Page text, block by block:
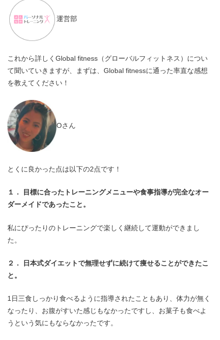
運営部
これから詳しくGlobal fitness（グローバルフィットネス）につい
て聞いていきますが、まずは、Global fitnessに通った率直な感想
を教えてください！
Oさん
とくに良かった点は以下の2点です！
１． 目標に合ったトレーニングメニューや食事指導が完全なオー
ダーメイドであったこと。
私にぴったりのトレーニングで楽しく継続して運動ができまし
た。
２． 日本式ダイエットで無理せずに続けて痩せることができたこ
と。
1日三食しっかり食べるように指導されたこともあり、体力が無く
なったり、お腹がすいた感じもなかったですし、お菓子も食べよ
うという気にもならなかったです。